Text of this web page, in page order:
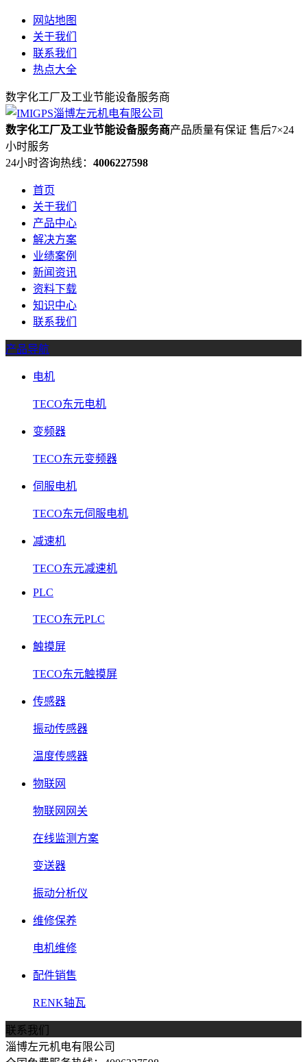
网站地图
关于我们
联系我们
热点大全
数字化工厂及工业节能设备服务商
数字化工厂及工业节能设备服务商产品质量有保证 售后7×24
小时服务
24小时咨询热线： 4006227598
首页
关于我们
产品中心
解决方案
业绩案例
新闻资讯
资料下载
知识中心
联系我们
产品导航
电机
TECO东元电机
变频器
TECO东元变频器
伺服电机
TECO东元伺服电机
减速机
TECO东元减速机
PLC
TECO东元PLC
触摸屏
TECO东元触摸屏
传感器
振动传感器
温度传感器
物联网
物联网网关
在线监测方案
变送器
振动分析仪
维修保养
电机维修
配件销售
RENK轴瓦
联系我们
淄博左元机电有限公司